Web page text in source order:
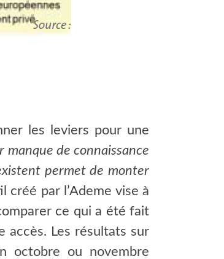
les leviers pour une
de connaissance
permet de monter
créé par l’Ademe vise à
ce qui a été fait
accès. Les résultats sur
octobre ou novembre